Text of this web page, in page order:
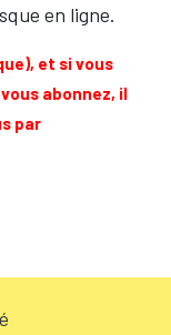
en ligne.
et si vous
abonnez, il
par